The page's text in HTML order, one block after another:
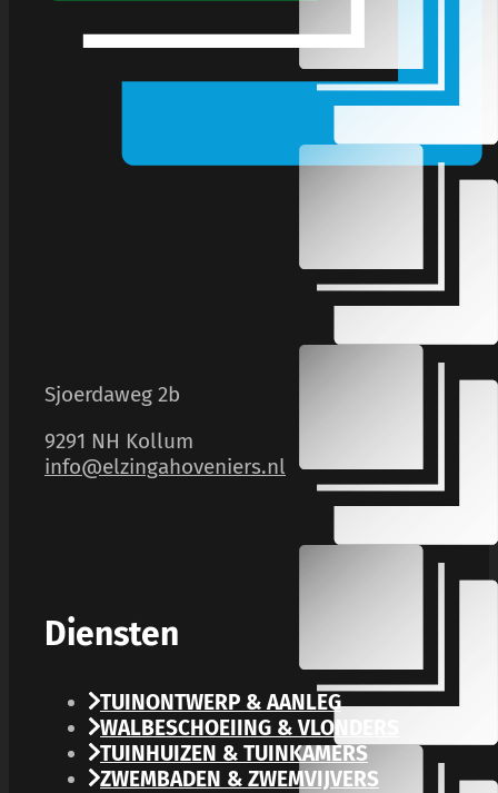
Sjoerdaweg 2b
9291 NH Kollum
info@elzingahoveniers.nl
Diensten
TUINONTWERP & AANLEG
WALBESCHOEIING & VLONDERS
TUINHUIZEN & TUINKAMERS
ZWEMBADEN & ZWEMVIJVERS